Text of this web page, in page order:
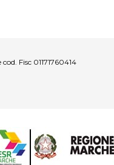
Fisc 01171760414